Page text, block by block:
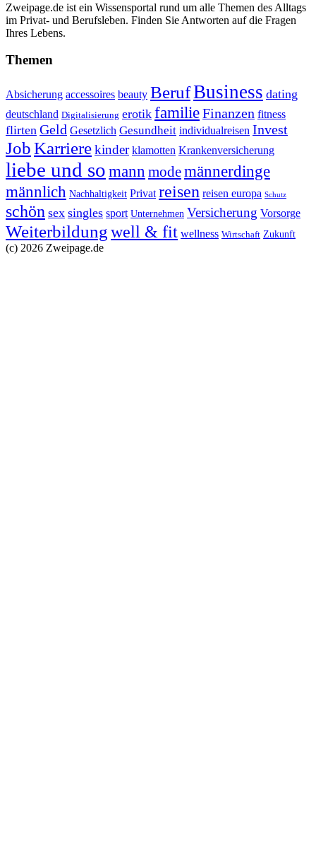
Zweipage.de ist ein Wissensportal rund um alle Themen des Alltags
im Privat- und Berufsleben. Finden Sie Antworten auf die Fragen
Ihres Lebens.
Themen
Absicherung accessoires beauty BerufBusiness dating
deutschland Digitalisierung erotik familieFinanzen fitness
flirten Geld Gesetzlich Gesundheit individualreisen Invest
JobKarrierekinder klamotten Krankenversicherung
liebe und somann modemännerdinge
männlich Nachhaltigkeit Privat reisen reisen europa Schutz
schön sex singles sport Unternehmen Versicherung Vorsorge
Weiterbildungwell & fit wellness Wirtschaft Zukunft
(c) 2026 Zweipage.de